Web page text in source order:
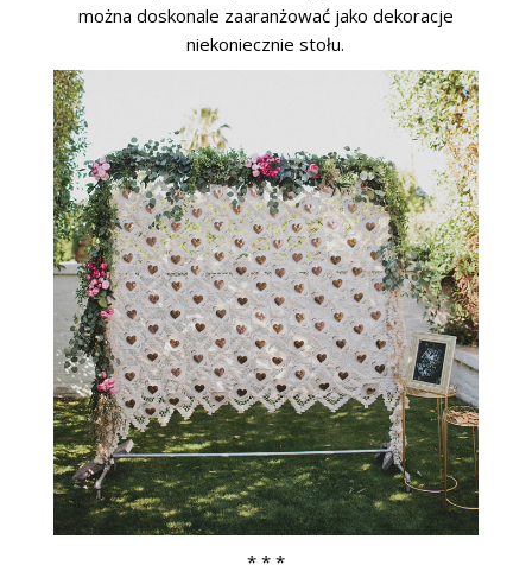
można doskonale zaaranżować jako dekoracje
niekoniecznie stołu.
* * *